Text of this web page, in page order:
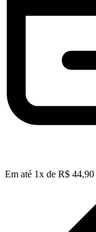
Em até 1x de R$ 44,90